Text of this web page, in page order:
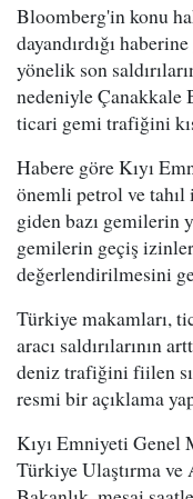
Bloomberg'in konu
dayandırdığı
yönelik son
nedeniyle Çanakkale
ticari gemi trafiğini
Habere göre Kıyı
önemli petrol ve
giden bazı gemilerin
gemilerin geçiş
değerlendirilmesini
Türkiye makamları,
aracı saldırılarının
deniz trafiğini fiilen
resmi bir açıklama
Kıyı Emniyeti
Türkiye Ulaştırma ve